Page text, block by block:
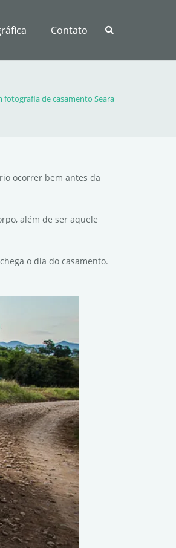
Contato
fotografia de casamento Seara
ocorrer bem antes da
além de ser aquele
o dia do casamento.